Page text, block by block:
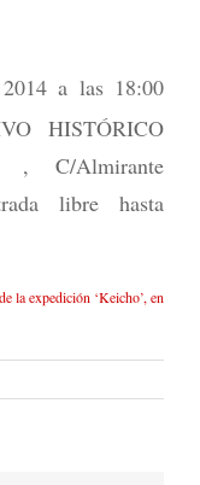
a las 18:00
HISTÓRICO
, C/Almirante
libre hasta
la expedición ‘Keicho’, en